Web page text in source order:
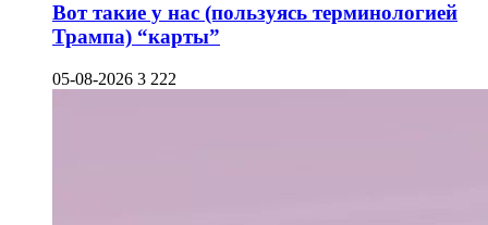
Вот такие у нас (пользуясь терминологией
Трампа) “карты”
05-08-2026 3 222